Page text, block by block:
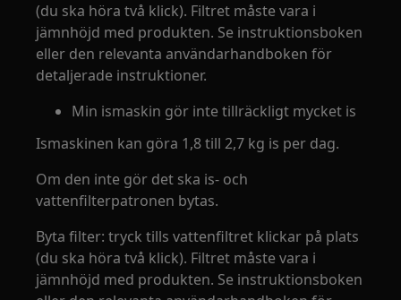
(du ska höra två klick). Filtret måste vara i
jämnhöjd med produkten. Se instruktionsboken
eller den relevanta användarhandboken för
detaljerade instruktioner.
Min ismaskin gör inte tillräckligt mycket is
Ismaskinen kan göra 1,8 till 2,7 kg is per dag.
Om den inte gör det ska is- och
vattenfilterpatronen bytas.
Byta filter: tryck tills vattenfiltret klickar på plats
(du ska höra två klick). Filtret måste vara i
jämnhöjd med produkten. Se instruktionsboken